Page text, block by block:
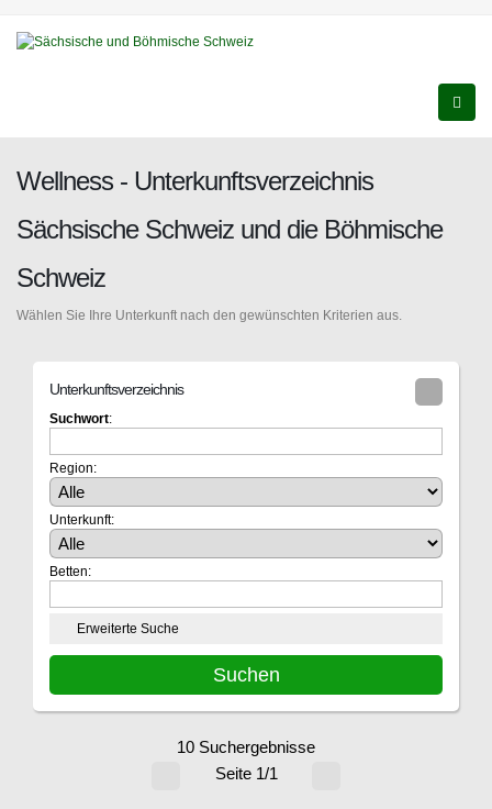
Wellness - Unterkunftsverzeichnis
Sächsische Schweiz und die Böhmische
Schweiz
Wählen Sie Ihre Unterkunft nach den gewünschten Kriterien aus.
Unterkunftsverzeichnis
Suchwort:
Region:
Unterkunft:
Betten:
Erweiterte Suche
10 Suchergebnisse
Seite 1/1